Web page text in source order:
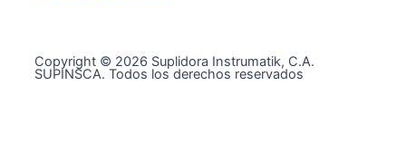
Copyright © 2026 Suplidora Instrumatik, C.A.
SUPINSCA. Todos los derechos reservados